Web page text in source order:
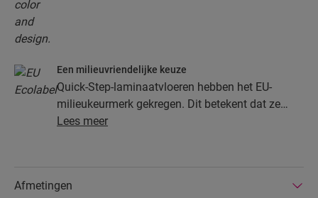
Een milieuvriendelijke keuze
Quick-Step-laminaatvloeren hebben het EU-
milieukeurmerk gekregen. Dit betekent dat ze
gemaakt zijn van ten minste 80% duurzaam
fabrieken. Bovendien hebben Quick-Step-
Lees meer
Afmetingen